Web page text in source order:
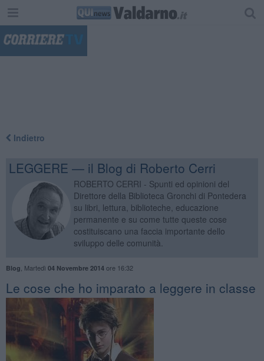
Indietro
LEGGERE — il Blog di Roberto Cerri
ROBERTO CERRI - Spunti ed opinioni del
Direttore della Biblioteca Gronchi di Pontedera
su libri, lettura, biblioteche, educazione
permanente e su come tutte queste cose
costituiscano una faccia importante dello
sviluppo delle comunità.
Blog Martedì 04 Novembre 2014ore 16:32
​Le cose che ho imparato a leggere in classe